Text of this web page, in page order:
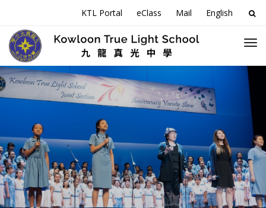
KTL Portal eClass Mail English
搜
尋
關